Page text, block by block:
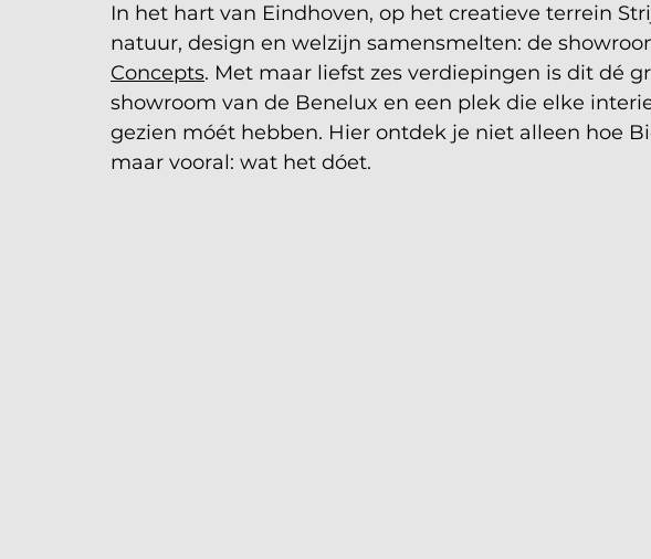
In het hart van Eindhoven, op het creatieve terrein
natuur, design en welzijn samensmelten: de
Concepts. Met maar liefst zes verdiepingen is dit dé
showroom van de Benelux en een plek die elke
gezien móét hebben. Hier ontdek je niet alleen hoe
maar vooral: wat het dóet.